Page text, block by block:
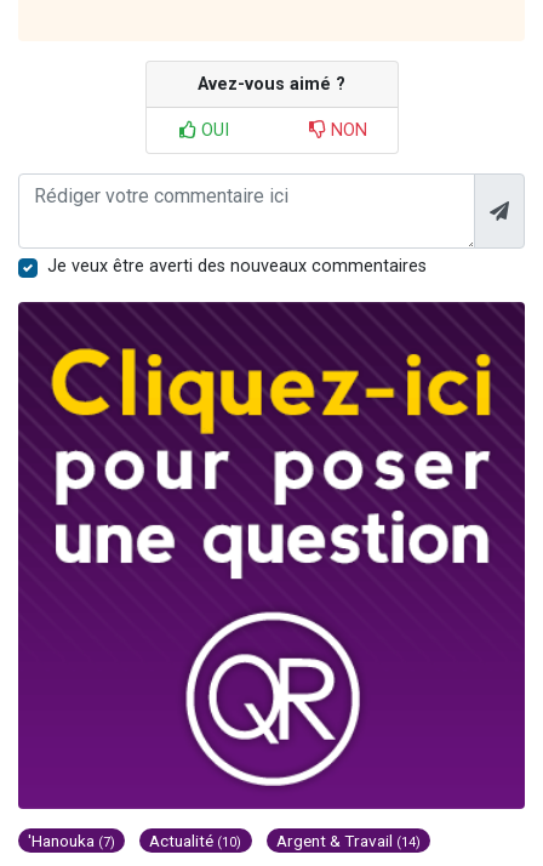
Avez-vous aimé ?
OUI NON
Je veux être averti des nouveaux commentaires
'Hanouka (7) Actualité (10) Argent & Travail (14)